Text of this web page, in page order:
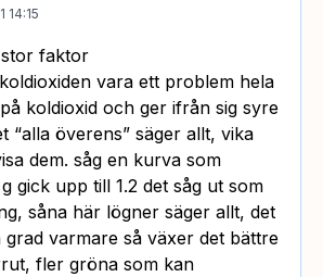
14:15
faktor
vara ett problem hela
koldioxid och ger ifrån sig syre
“alla överens” säger allt, vika
dem. såg en kurva som
gick upp till 1.2 det såg ut som
såna här lögner säger allt, det
varmare så växer det bättre
fler gröna som kan